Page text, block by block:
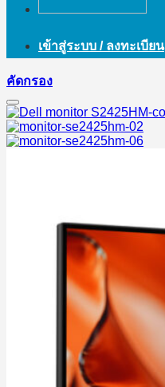
เข้าสู่ระบบ / ลงทะเบียน
คัดกรอง